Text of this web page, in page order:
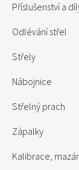
Příslušenství a
Odlévání střel
Střely
Nábojnice
Střelný prach
Zápalky
Kalibrace,